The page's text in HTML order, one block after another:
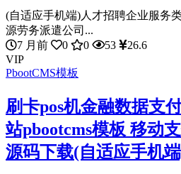
(自适应手机端)人才招聘企业服务
源劳务派遣公司...
7 月前
0 0 53
26.6
VIP
PbootCMS模板
刷卡pos机金融数据支
站pbootcms模板 移动
源码下载(自适应手机